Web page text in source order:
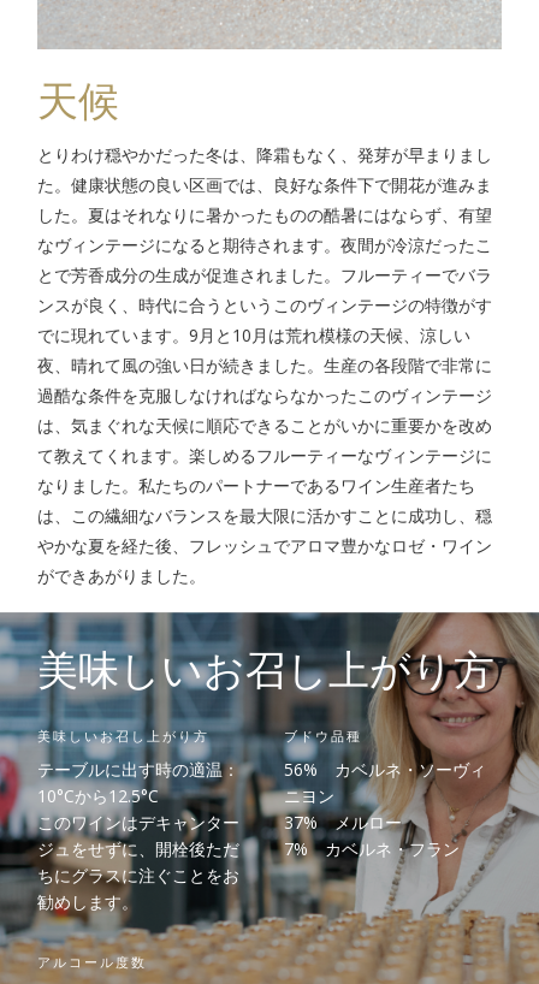
天候
とりわけ穏やかだった冬は、降霜もなく、発芽が早まりまし
た。健康状態の良い区画では、良好な条件下で開花が進みま
した。夏はそれなりに暑かったものの酷暑にはならず、有望
なヴィンテージになると期待されます。夜間が冷涼だったこ
とで芳香成分の生成が促進されました。フルーティーでバラ
ンスが良く、時代に合うというこのヴィンテージの特徴がす
でに現れています。9月と10月は荒れ模様の天候、涼しい
夜、晴れて風の強い日が続きました。生産の各段階で非常に
過酷な条件を克服しなければならなかったこのヴィンテージ
は、気まぐれな天候に順応できることがいかに重要かを改め
て教えてくれます。楽しめるフルーティーなヴィンテージに
なりました。私たちのパートナーであるワイン生産者たち
は、この繊細なバランスを最大限に活かすことに成功し、穏
やかな夏を経た後、フレッシュでアロマ豊かなロゼ・ワイン
ができあがりました。
美味しいお召し上がり方
美味しいお召し上がり方
テーブルに出す時の適温：
10°Cから12.5°C
このワインはデキャンター
ジュをせずに、開栓後ただ
ちにグラスに注ぐことをお
勧めします。
ブドウ品種
56% カベルネ・ソーヴィ
ニヨン
37% メルロー
7% カベルネ・フラン
アルコール度数